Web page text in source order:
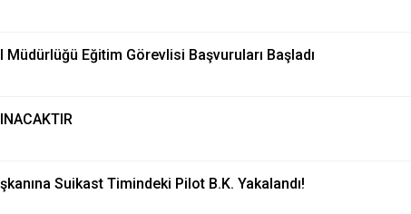
Eğitim Görevlisi Başvuruları Başladı
Suikast Timindeki Pilot B.K. Yakalandı!